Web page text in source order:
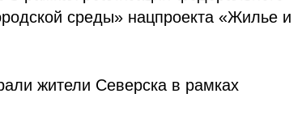
среды» нацпроекта «Жилье и
жители Северска в рамках